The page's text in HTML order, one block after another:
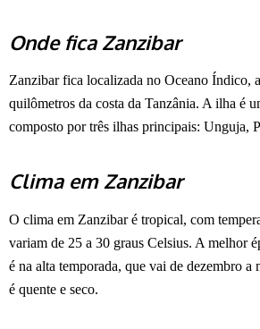
Onde fica Zanzibar
Zanzibar fica localizada no Oceano Índico,
quilômetros da costa da Tanzânia. A ilha é
composto por três ilhas principais: Unguja,
Clima em Zanzibar
O clima em Zanzibar é tropical, com
variam de 25 a 30 graus Celsius. A melhor
é na alta temporada, que vai de dezembro a
é quente e seco.